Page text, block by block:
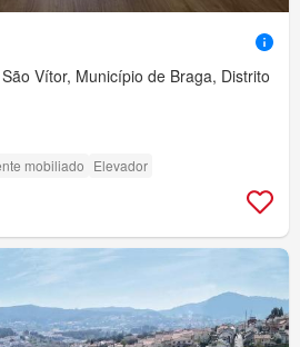
Vítor, Município de Braga, Distrito
mobiliado Elevador